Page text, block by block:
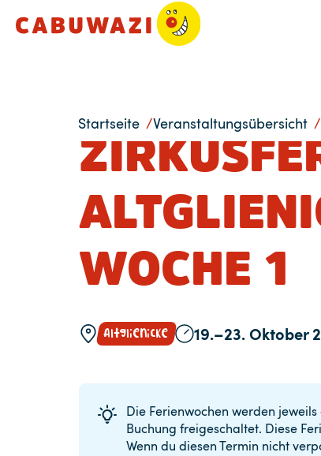
Startseite Veranstaltungsübersicht
WOCHE 1
Altglienicke 19.–23. Oktober
Die Ferienwochen werden
Buchung freigeschaltet. Diese
Wenn du diesen Termin nicht